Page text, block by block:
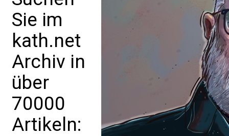
Sie im
kath.net
Archiv in
über
70000
Artikeln: